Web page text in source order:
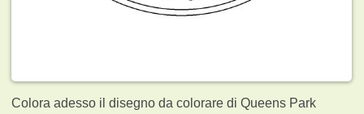
Colora adesso il disegno da colorare di Queens Park